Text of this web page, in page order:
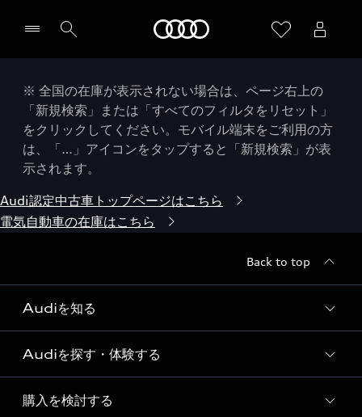
※ 全国の在庫が表示されない場合は、ページ右上の
「新規検索」または「すべてのフィルタをリセット」
をクリックしてください。モバイル端末をご利用の方
は、「…」アイコンをタップすると「新規検索」が表
示されます。
Audi認定中古車トップページはこちら
電気自動車の在庫はこちら
Back to top
Audiを知る
Audi ブランド
Story of Progress
Audiを探す・体験する
ディーラー検索
購入を検討する